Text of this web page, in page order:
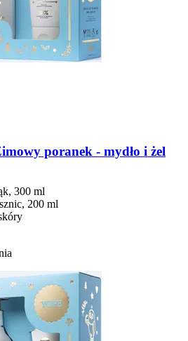
poranek -​ mydło i żel
300 ml
200 ml